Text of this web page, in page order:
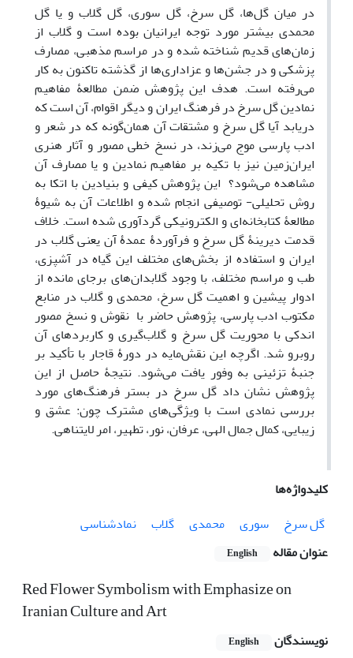
در میان گل‌ها، گل سرخ، گل سوری، گل گلاب و یا گل
محمدی بیشتر مورد توجه ایرانیان بوده است و گلاب از
زمان‌های قدیم شناخته شده و در مراسم مذهبی، مصارف
پزشکی و در جشن‌ها و عزاداری‌ها از گذشته تاکنون به کار
می‌رفته است. هدف این پژوهش ضمن مطالعۀ مفاهیم
نمادین گل سرخ در فرهنگ ایران و دیگر اقوام، آن است که
دریابد آیا گل ‌سرخ ‌و مشتقات آن همان‌گونه که در شعر و
ادب پارسی موج می‌زند، در نسخ خطی مصور و آثار هنری
ایران‌‌زمین نیز با تکیه بر مفاهیم نمادین و یا مصارف آن
مشاهده می‌شود؟ این پژوهش کیفی و بنیادین با اتکا به
روش تحلیلی- توصیفی انجام شده و اطلاعات آن به شیوۀ
مطالعۀ کتابخانه‌ای و الکترونیکی گردآوری شده است. خلاف
قدمت دیرینۀ گل سرخ و فرآوردۀ عمدۀ آن یعنی گلاب در
ایران و استفاده از بخش‌های مختلف این گیاه در آشپزی،
طب و مراسم مختلف، با وجود گلابدان‌های برجای مانده از
ادوار پیشین و اهمیت گل سرخ، محمدی و گلاب در منابع
مکتوب ادب پارسی، پژوهش حاضر با نقوش و نسخ مصور
اندکی با محوریت گل سرخ و گلاب‌گیری و کاربردهای آن
روبرو شد. اگرچه این نقش‌مایه در دورۀ قاجار با تأکید بر
جنبۀ تزئینی به وفور یافت می‌شود. نتیجۀ حاصل از این
پژوهش نشان داد گل سرخ در بستر فرهنگ‌های مورد
بررسی نمادی است با ویژگی‌های مشترک چون: عشق و
زیبایی، کمال جمال الهی، عرفان، نور، تطهیر، امر لایتناهی.
کلیدواژه‌ها
گل سرخ
سوری محمدی گلاب
نمادشناسی
عنوان مقاله
English
Red Flower Symbolism with Emphasize on
Iranian Culture and Art
نویسندگان English